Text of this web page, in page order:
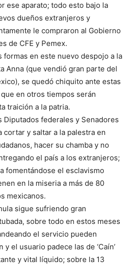
ese aparato; todo esto bajo la
dueños extranjeros y
le compraron al Gobierno
de CFE y Pemex.
formas en este nuevo despojo a la
Anna (que vendió gran parte del
se quedó chiquito ante estas
en otros tiempos serán
traición a la patria.
Diputados federales y Senadores
cortar y saltar a la palestra en
hacer su chamba y no
el país a los extranjeros;
fomentándose el esclavismo
en la miseria a más de 80
mexicanos.
sigue sufriendo gran
sobre todo en estos meses
el servicio pueden
el usuario padece las de ‘Caín’
y vital líquido; sobre la 13